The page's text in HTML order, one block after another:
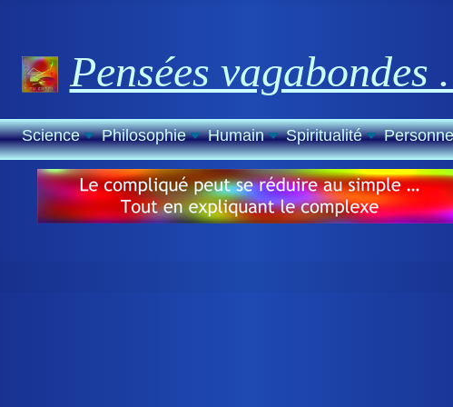
Pensées
Science Philosophie Humain Spiritualité